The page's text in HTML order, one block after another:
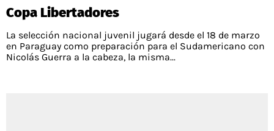
Copa Libertadores
La selección nacional juvenil jugará desde el 18 de marzo
en Paraguay como preparación para el Sudamericano con
Nicolás Guerra a la cabeza, la misma...